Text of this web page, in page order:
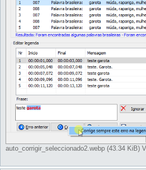
auto_corrigir_seleccionado2.webp (43.34 KiB)